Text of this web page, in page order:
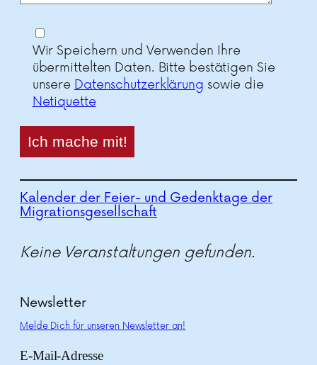
Wir Speichern und Verwenden Ihre
übermittelten Daten. Bitte bestätigen Sie
unsere Datenschutzerklärung sowie die
Netiquette
Kalender der Feier- und Gedenktage der
Migrationsgesellschaft
Keine Veranstaltungen gefunden.
Newsletter
Melde Dich für unseren Newsletter an!
E-Mail-Adresse